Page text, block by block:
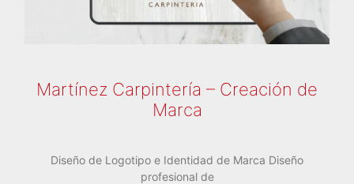
Martínez Carpintería – Creación de
Marca
Diseño de Logotipo e Identidad de Marca Diseño
profesional de